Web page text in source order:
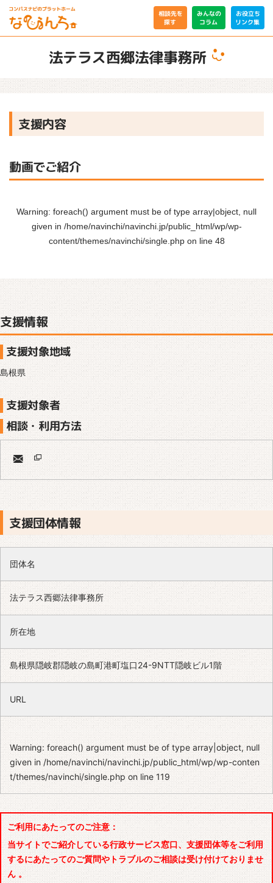
相談先を
探す
みんなの
コラム
お役立ち
リンク集
法テラス西郷法律事務所
支援内容
動画でご紹介
Warning: foreach() argument must be of type array|object, null
given in /home/navinchi/navinchi.jp/public_html/wp/wp-
content/themes/navinchi/single.phpon line 48
支援情報
支援対象地域
島根県
支援対象者
相談・利用方法
支援団体情報
団体名
法テラス西郷法律事務所
所在地
島根県隠岐郡隠岐の島町港町塩口24-9NTT隠岐ビル1階
URL
Warning: foreach() argument must be of type array|object, null
given in/home/navinchi/navinchi.jp/public_html/wp/wp-conten
t/themes/navinchi/single.php on line119
ご利用にあたってのご注意：
当サイトでご紹介している行政サービス窓口、支援団体等をご利用
するにあたってのご質問やトラブルのご相談は受け付けておりませ
ん 。